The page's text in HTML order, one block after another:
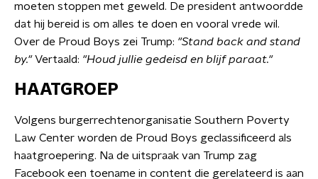
moeten stoppen met geweld. De president antwoordde
dat hij bereid is om alles te doen en vooral vrede wil.
Over de Proud Boys zei Trump: "Stand back and stand
by."Vertaald: "Houd jullie gedeisd en blijf paraat."
HAATGROEP
Volgens burgerrechtenorganisatie Southern Poverty
Law Center worden de Proud Boys geclassificeerd als
haatgroepering. Na de uitspraak van Trump zag
Facebook een toename in content die gerelateerd is aan